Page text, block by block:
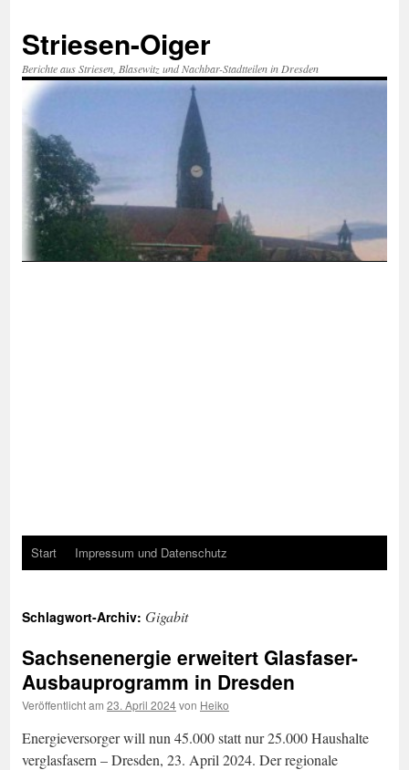
springen
Striesen-Oiger
Berichte aus Striesen, Blasewitz und Nachbar-Stadtteilen in Dresden
Start Impressum und Datenschutz
Schlagwort-Archiv: Gigabit
Sachsenenergie erweitert Glasfaser-
Ausbauprogramm in Dresden
Veröffentlicht am 23. April 2024von Heiko
Energieversorger will nun 45.000 statt nur 25.000 Haushalte
verglasfasern – Dresden, 23. April 2024. Der regionale